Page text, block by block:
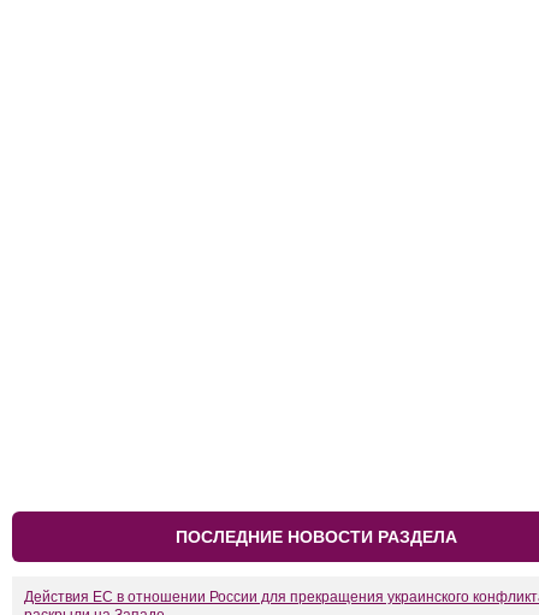
ПОСЛЕДНИЕ НОВОСТИ РАЗДЕЛА
Действия ЕС в отношении России для прекращения украинского